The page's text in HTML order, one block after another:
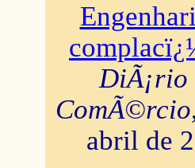
DiÃ¡rio
ComÃ©rcio
abril de